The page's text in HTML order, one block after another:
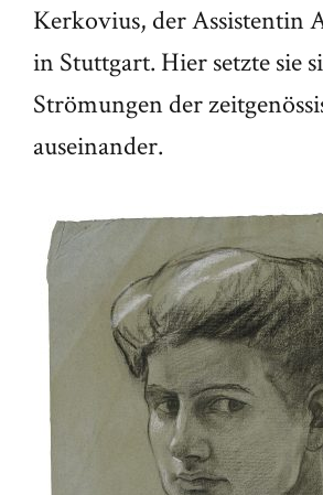
Kerkovius, der Assistentin
in Stuttgart. Hier setzte sie
Strömungen der
auseinander.